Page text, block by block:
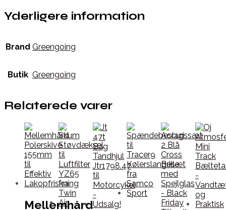
Yderligere information
Brand Greengoing
Butik Greengoing
Relaterede varer
Mellemhård